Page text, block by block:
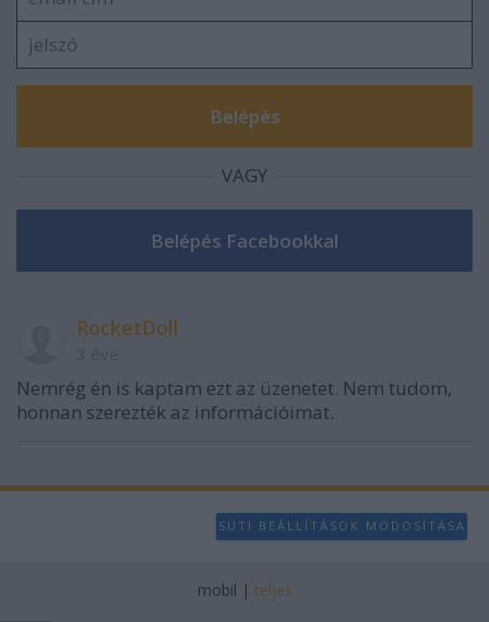
VAGY
RocketDoll
Nemrég én is kaptam ezt az üzenetet. Nem tudom,
honnan szerezték az információimat.
SÜTI BEÁLLÍTÁSOK MÓDOSÍTÁSA
mobil | teljes